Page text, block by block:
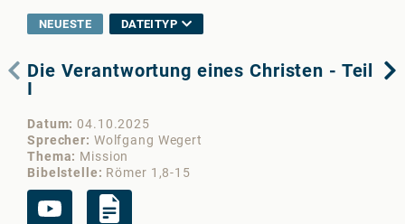
NEUESTE DATEITYP
Die Verantwortung eines Christen - Teil
I
Datum 04.10.2025
Sprecher
Wolfgang Wegert
Thema
Mission
Bibelstelle
Römer 1,8-15